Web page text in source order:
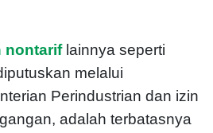
nontarif lainnya seperti
melalui
Perindustrian dan izin
adalah terbatasnya